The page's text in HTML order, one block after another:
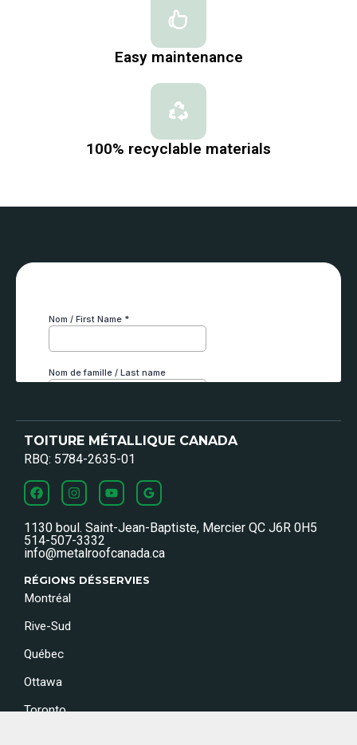
Easy maintenance
100% recyclable materials
TOITURE MÉTALLIQUE CANADA
RBQ: 5784-2635-01
1130 boul. Saint-Jean-Baptiste, Mercier QC J6R 0H5
514-507-3332
info@metalroofcanada.ca
RÉGIONS DÉSSERVIES
Montréal
Rive-Sud
Québec
Ottawa
Toronto